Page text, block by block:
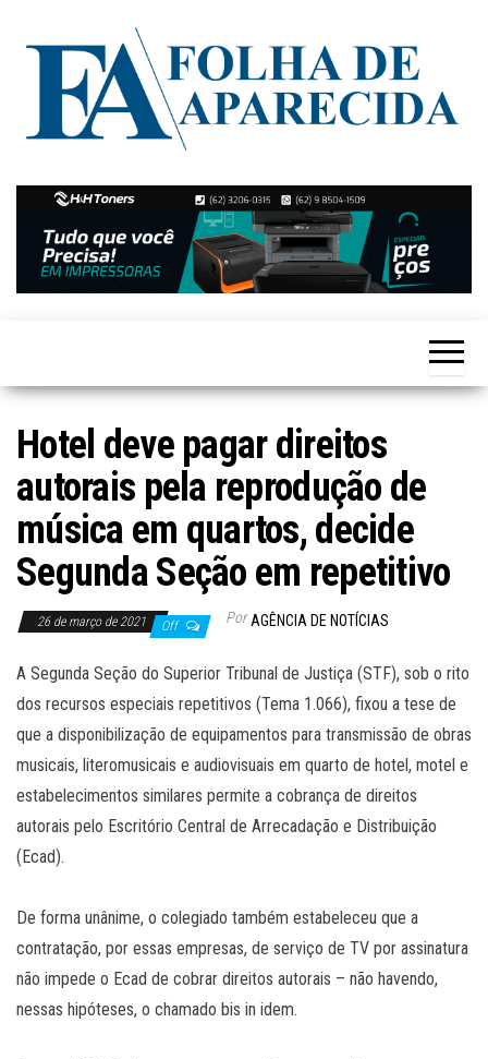
Folha de
Aparecida
Notícias
de
Aparecida
de
Goiânia
Hotel deve pagar direitos
autorais pela reprodução de
música em quartos, decide
Segunda Seção em repetitivo
26 de março de 2021 Off Por AGÊNCIA DE NOTÍCIAS
A Segunda Seção do Superior Tribunal de Justiça (STF), sob o rito
dos recursos especiais repetitivos (Tema 1.066), fixou a tese de
que a disponibilização de equipamentos para transmissão de obras
musicais, literomusicais e audiovisuais em quarto de hotel, motel e
estabelecimentos similares permite a cobrança de direitos
autorais pelo Escritório Central de Arrecadação e Distribuição
(Ecad).
De forma unânime, o colegiado também estabeleceu que a
contratação, por essas empresas, de serviço de TV por assinatura
não impede o Ecad de cobrar direitos autorais – não havendo,
nessas hipóteses, o chamado bis in idem.